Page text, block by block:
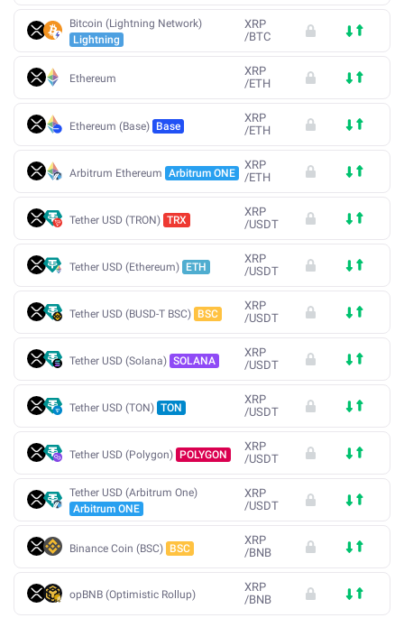
Bitcoin (Lightning Network)
Lightning
XRP
/BTC
Ethereum
XRP
/ETH
Ethereum (Base) Base
XRP
/ETH
Arbitrum Ethereum Arbitrum ONE
XRP
/ETH
Tether USD (TRON) TRX
XRP
/USDT
Tether USD (Ethereum) ETH
XRP
/USDT
Tether USD (BUSD-T BSC) BSC
XRP
/USDT
Tether USD (Solana) SOLANA
XRP
/USDT
Tether USD (TON) TON
XRP
/USDT
Tether USD (Polygon) POLYGON
XRP
/USDT
Tether USD (Arbitrum One)
Arbitrum ONE
XRP
/USDT
Binance Coin (BSC) BSC
XRP
/BNB
opBNB (Optimistic Rollup)
XRP
/BNB